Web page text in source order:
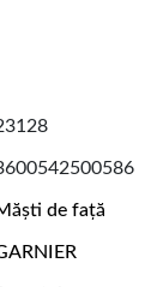
de față